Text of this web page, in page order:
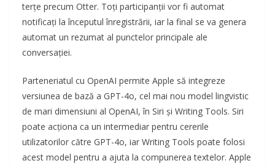
terțe precum Otter. Toți participanții vor fi automat
notificați la începutul înregistrării, iar la final se va genera
automat un rezumat al punctelor principale ale
conversației.
Parteneriatul cu OpenAI permite Apple să integreze
versiunea de bază a GPT-4o, cel mai nou model lingvistic
de mari dimensiuni al OpenAI, în Siri și Writing Tools. Siri
poate acționa ca un intermediar pentru cererile
utilizatorilor către GPT-4o, iar Writing Tools poate folosi
acest model pentru a ajuta la compunerea textelor. Apple